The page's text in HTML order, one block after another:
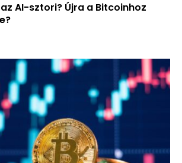
AI-sztori? Újra a Bitcoinhoz